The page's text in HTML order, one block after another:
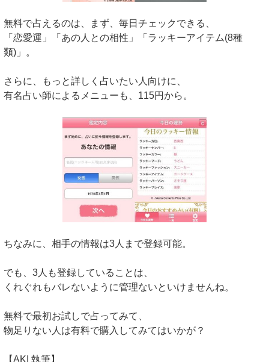
無料で占えるのは、まず、毎日チェックできる、
「恋愛運」「あの人との相性」「ラッキーアイテム(8種
類)」。
さらに、もっと詳しく占いたい人向けに、
有名占い師によるメニューも、115円から。
ちなみに、相手の情報は3人まで登録可能。
でも、3人も登録していることは、
くれぐれもバレないように管理ないといけませんね。
無料で最初お試しで占ってみて、
物足りない人は有料で購入してみてはいかが？
【AKI 執筆】